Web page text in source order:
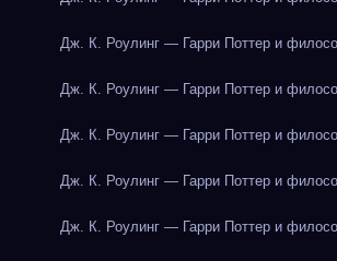
Дж. К. Роулинг — Гарри Поттер и
Дж. К. Роулинг — Гарри Поттер и
Дж. К. Роулинг — Гарри Поттер и
Дж. К. Роулинг — Гарри Поттер и
Дж. К. Роулинг — Гарри Поттер и